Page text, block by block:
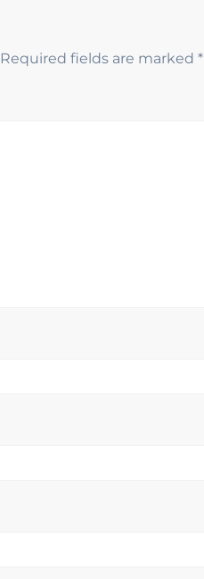
Required fields are marked *